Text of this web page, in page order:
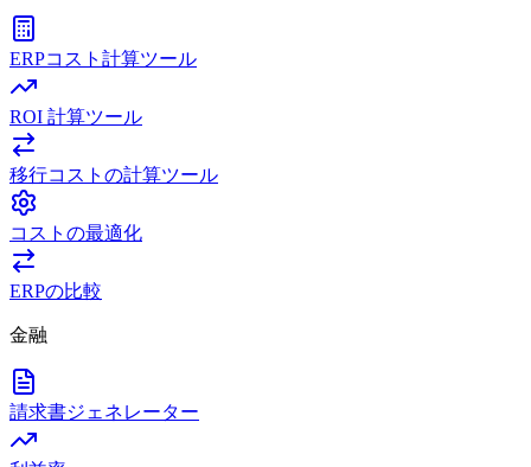
ERPコスト計算ツール
ROI 計算ツール
移行コストの計算ツール
コストの最適化
ERPの比較
金融
請求書ジェネレーター